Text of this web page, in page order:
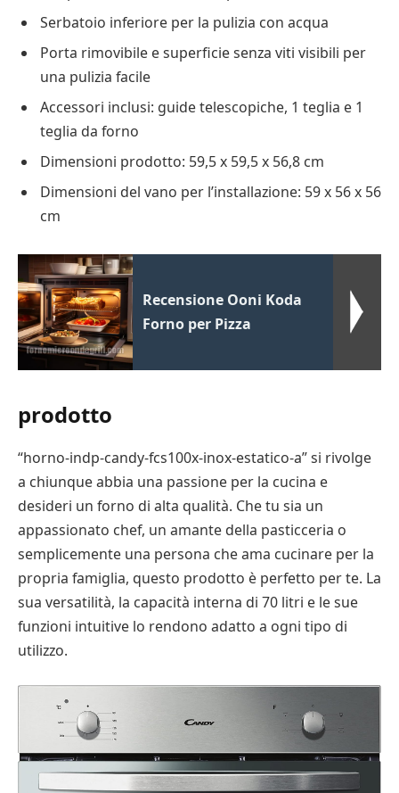
Serbatoio inferiore per la pulizia con acqua
Porta rimovibile e superficie senza viti visibili per
una pulizia facile
Accessori inclusi: guide telescopiche, 1 teglia e 1
teglia da forno
Dimensioni prodotto: 59,5 x 59,5 x 56,8 cm
Dimensioni del vano per l’installazione: 59 x 56 x 56
cm
Recensione Ooni Koda
Forno per Pizza
prodotto
“horno-indp-candy-fcs100x-inox-estatico-a” si rivolge
a chiunque abbia una passione per la cucina e
desideri un forno di alta qualità. Che tu sia un
appassionato chef, un amante della pasticceria o
semplicemente una persona che ama cucinare per la
propria famiglia, questo prodotto è perfetto per te. La
sua versatilità, la capacità interna di 70 litri e le sue
funzioni intuitive lo rendono adatto a ogni tipo di
utilizzo.